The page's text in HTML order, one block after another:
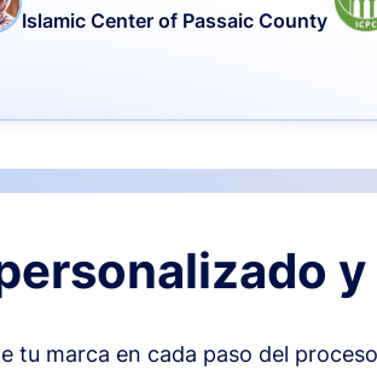
Islamic Center of Passaic County
tu marca en cada paso del